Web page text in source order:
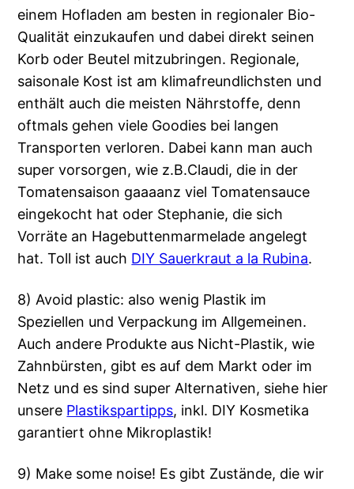
einem Hofladen am besten in regionaler Bio-
Qualität einzukaufen und dabei direkt seinen
Korb oder Beutel mitzubringen. Regionale,
saisonale Kost ist am klimafreundlichsten und
enthält auch die meisten Nährstoffe, denn
oftmals gehen viele Goodies bei langen
Transporten verloren. Dabei kann man auch
super vorsorgen, wie z.B.Claudi, die in der
Tomatensaison gaaaanz viel Tomatensauce
eingekocht hat oder Stephanie, die sich
Vorräte an Hagebuttenmarmelade angelegt
hat. Toll ist auch DIY Sauerkraut a la Rubina.
8) Avoid plastic: also wenig Plastik im
Speziellen und Verpackung im Allgemeinen.
Auch andere Produkte aus Nicht-Plastik, wie
Zahnbürsten, gibt es auf dem Markt oder im
Netz und es sind super Alternativen, siehe hier
unsere Plastikspartipps, inkl. DIY Kosmetika
garantiert ohne Mikroplastik!
9) Make some noise! Es gibt Zustände, die wir